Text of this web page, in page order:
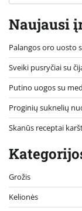
Naujausi
Palangos oro uosto
Sveiki pusryčiai su
Putino uogos su
Proginių suknelių
Skanūs receptai
Grožis
Kelionės